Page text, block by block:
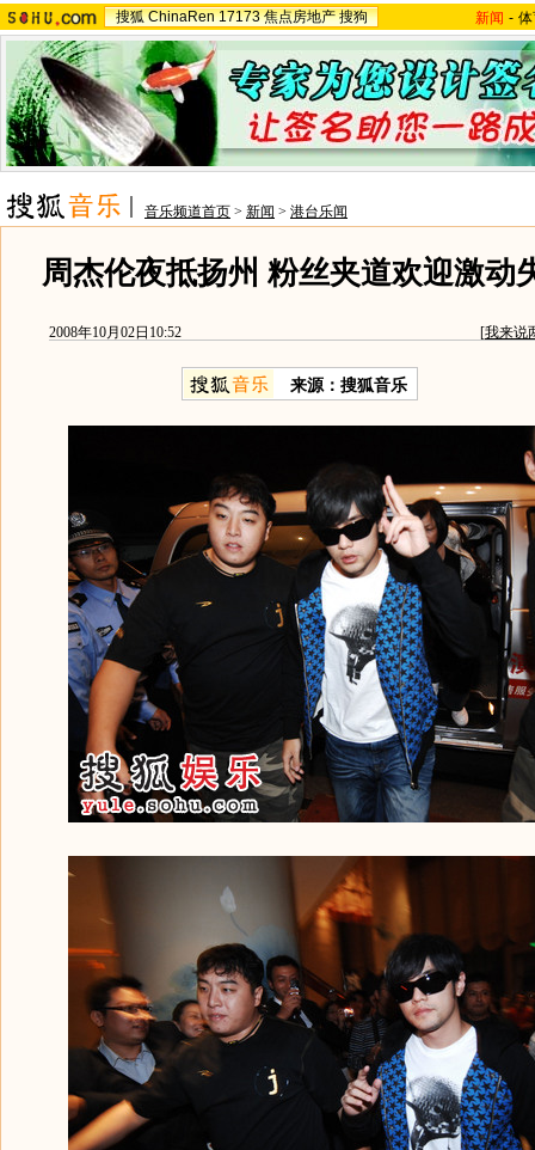
搜狐 ChinaRen 17173 焦点房地产 搜狗 新闻 -
音乐频道首页 > 新闻 > 港台乐闻
周杰伦夜抵扬州 粉丝夹道欢迎激动
2008年10月02日10:52 [我来说
来源：搜狐音乐